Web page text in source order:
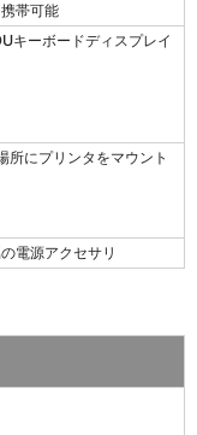
帯可能
キーボードディスプレイ
にプリンタをマウント
電源アクセサリ